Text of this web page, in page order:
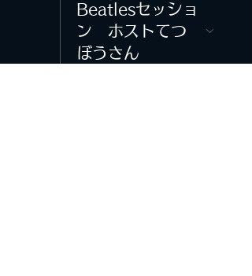
Beatlesセッショ
ン ホストてつ
ぼうさん